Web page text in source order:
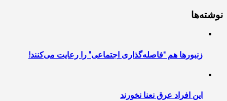
نوشته‌ها
زنبورها هم “فاصله‌گذاری اجتماعی” را رعایت می‌کنند!
این افراد عرق نعنا نخورند